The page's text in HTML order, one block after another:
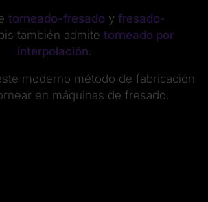
torneado-fresado y fresado-
también admite torneado por
interpolación.
moderno método de fabricación
en máquinas de fresado.